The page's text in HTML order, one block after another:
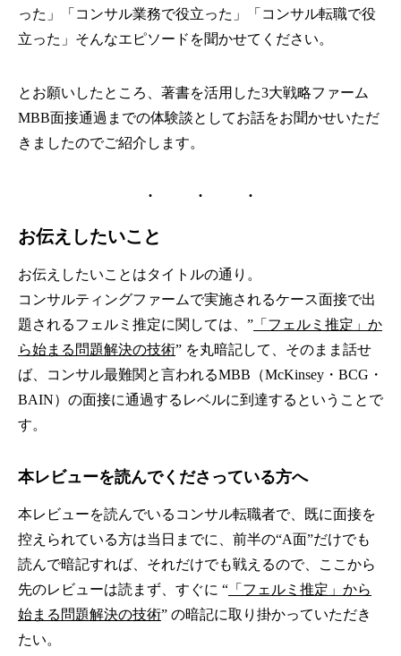
った」「コンサル業務で役立った」「コンサル転職で役
立った」そんなエピソードを聞かせてください。
とお願いしたところ、著書を活用した3大戦略ファーム
MBB面接通過までの体験談としてお話をお聞かせいただ
きましたのでご紹介します。
お伝えしたいこと
お伝えしたいことはタイトルの通り。
コンサルティングファームで実施されるケース面接で出
題されるフェルミ推定に関しては、” 「フェルミ推定」か
ら始まる問題解決の技術” を丸暗記して、そのまま話せ
ば、コンサル最難関と言われるMBB（McKinsey・BCG・
BAIN）の面接に通過するレベルに到達するということで
す。
本レビューを読んでくださっている方へ
本レビューを読んでいるコンサル転職者で、既に面接を
控えられている方は当日までに、前半の“A面”だけでも
読んで暗記すれば、それだけでも戦えるので、ここから
先のレビューは読まず、すぐに “ 「フェルミ推定」から
始まる問題解決の技術” の暗記に取り掛かっていただき
たい。